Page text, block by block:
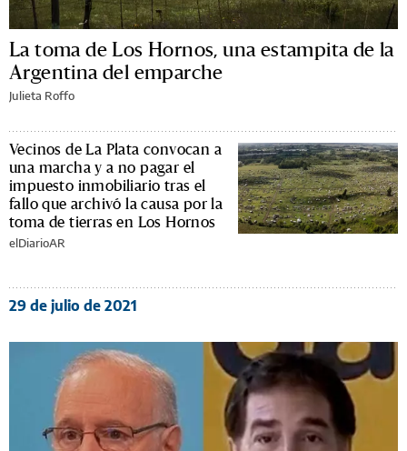
La toma de Los Hornos, una estampita de la
Argentina del emparche
Julieta Roffo
Vecinos de La Plata convocan a
una marcha y a no pagar el
impuesto inmobiliario tras el
fallo que archivó la causa por la
toma de tierras en Los Hornos
elDiarioAR
29 de julio de 2021